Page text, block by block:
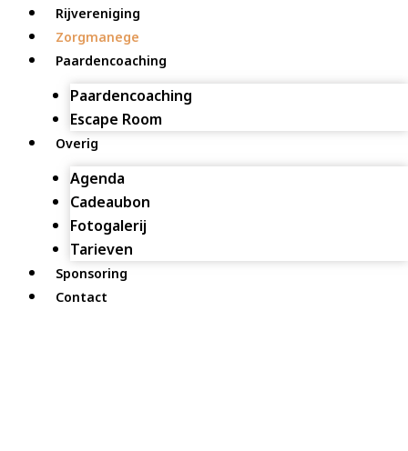
Rijvereniging
Zorgmanege
Paardencoaching
Paardencoaching
Escape Room
Overig
Agenda
Cadeaubon
Fotogalerij
Tarieven
Sponsoring
Contact